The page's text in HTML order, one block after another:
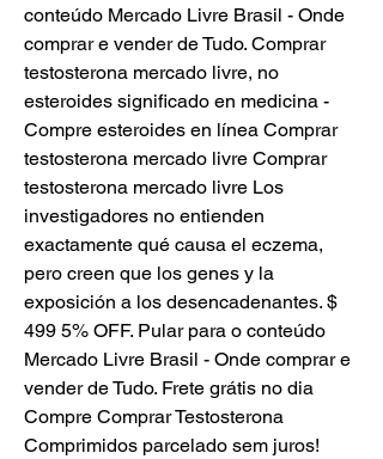
conteúdo Mercado Livre Brasil - Onde
comprar e vender de Tudo. Comprar
testosterona mercado livre, no
esteroides significado en medicina -
Compre esteroides en línea Comprar
testosterona mercado livre Comprar
testosterona mercado livre Los
investigadores no entienden
exactamente qué causa el eczema,
pero creen que los genes y la
exposición a los desencadenantes. $
499 5% OFF. Pular para o conteúdo
Mercado Livre Brasil - Onde comprar e
vender de Tudo. Frete grátis no dia
Compre Comprar Testosterona
Comprimidos parcelado sem juros!